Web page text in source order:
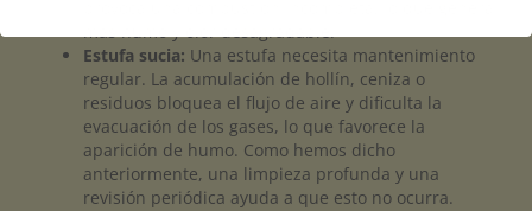
más humo y olor desagradable.
Estufa sucia: Una estufa necesita mantenimiento
regular. La acumulación de hollín, ceniza o
residuos bloquea el flujo de aire y dificulta la
evacuación de los gases, lo que favorece la
aparición de humo. Como hemos dicho
anteriormente, una limpieza profunda y una
revisión periódica ayuda a que esto no ocurra.